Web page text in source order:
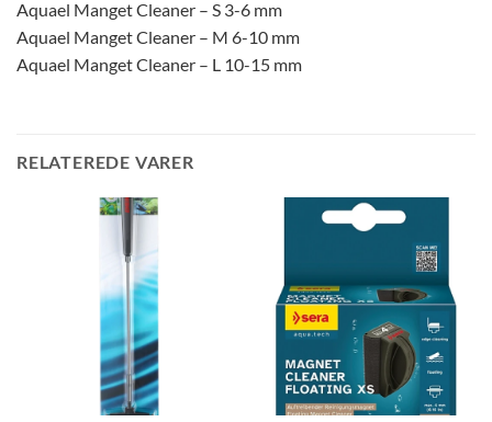
Aquael Manget Cleaner – S 3-6 mm
Aquael Manget Cleaner – M 6-10 mm
Aquael Manget Cleaner – L 10-15 mm
RELATEREDE VARER